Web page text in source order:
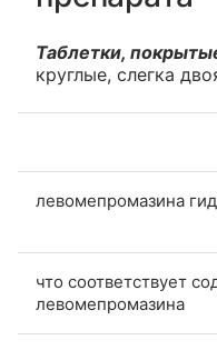
Таблетки,
круглые, слегка
левомепромазина
что соответствует
левомепромазина